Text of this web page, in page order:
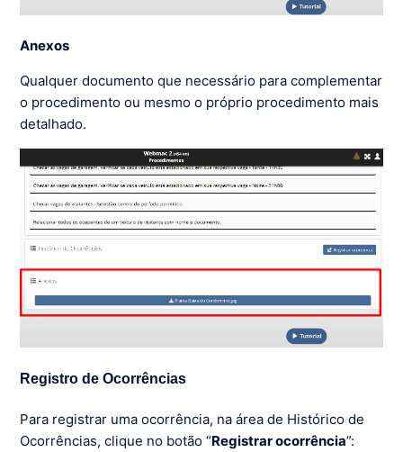
Anexos
Qualquer documento que necessário para complementar
o procedimento ou mesmo o próprio procedimento mais
detalhado.
Registro de Ocorrências
Para registrar uma ocorrência, na área de Histórico de
Ocorrências, clique no botão “Registrar ocorrência”: